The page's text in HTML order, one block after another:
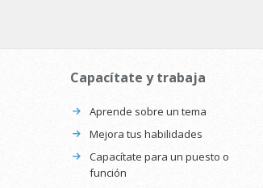
Capacítate y trabaja
Aprende sobre un tema
Mejora tus habilidades
Capacítate para un puesto o
función